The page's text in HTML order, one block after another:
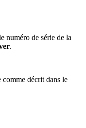
numéro de série de la
.
comme décrit dans le